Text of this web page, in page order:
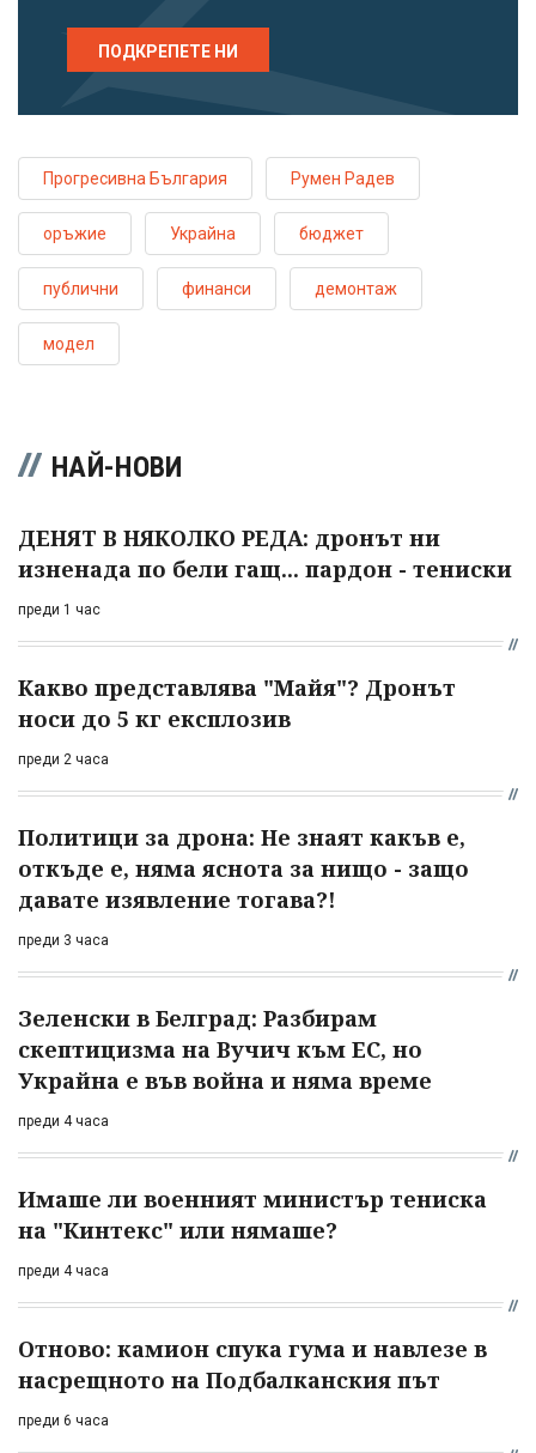
ПОДКРЕПЕТЕ НИ
Прогресивна България Румен Радев
оръжие Украйна бюджет
публични финанси демонтаж
модел
НАЙ-НОВИ
ДЕНЯТ В НЯКОЛКО РЕДА: дронът ни
изненада по бели гащ... пардон - тениски
преди 1 час
Какво представлява "Майя"? Дронът
носи до 5 кг експлозив
преди 2 часа
Политици за дрона: Не знаят какъв е,
откъде е, няма яснота за нищо - защо
давате изявление тогава?!
преди 3 часа
Зеленски в Белград: Разбирам
скептицизма на Вучич към ЕС, но
Украйна е във война и няма време
преди 4 часа
Имаше ли военният министър тениска
на "Кинтекс" или нямаше?
преди 4 часа
Отново: камион спука гума и навлезе в
насрещното на Подбалканския път
преди 6 часа